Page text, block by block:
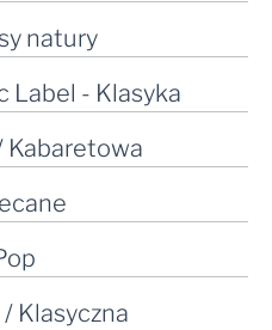
natury
Label - Klasyka
Kabaretowa
Klasyczna